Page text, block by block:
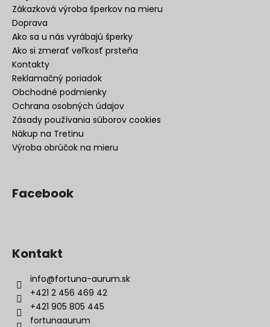
Zákazková výroba šperkov na mieru
Doprava
Ako sa u nás vyrábajú šperky
Ako si zmerať veľkosť prsteňa
Kontakty
Reklamačný poriadok
Obchodné podmienky
Ochrana osobných údajov
Zásady používania súborov cookies
Nákup na Tretinu
Výroba obrúčok na mieru
Facebook
Kontakt
info@fortuna-aurum.sk
+421 2 456 469 42
+421 905 805 445
fortunaaurum